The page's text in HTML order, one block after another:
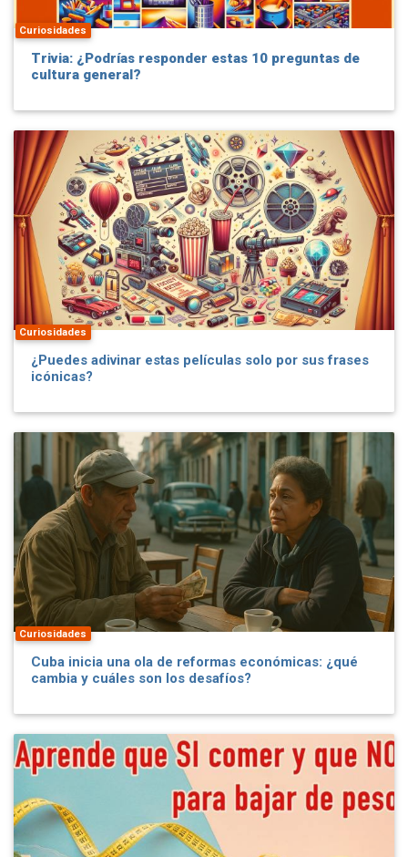
Curiosidades
Trivia: ¿Podrías responder estas 10 preguntas de
cultura general?
Curiosidades
¿Puedes adivinar estas películas solo por sus frases
icónicas?
Curiosidades
Cuba inicia una ola de reformas económicas: ¿qué
cambia y cuáles son los desafíos?